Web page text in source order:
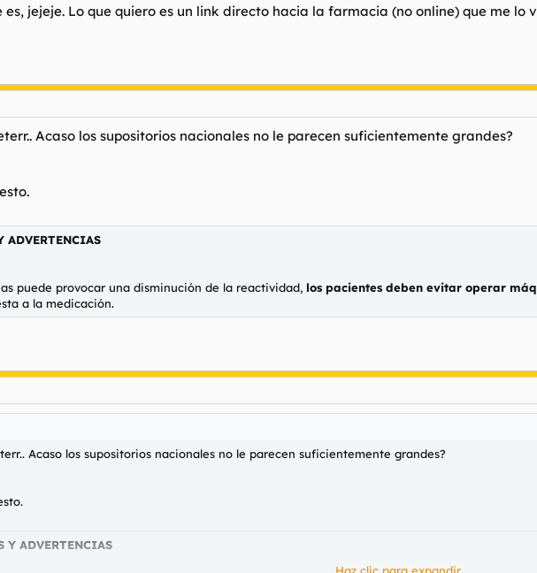
es, jejeje. Lo que quiero es un link directo hacia la farmacia (no online) que me lo
Acaso los supositorios nacionales no le parecen suficientemente grandes?
ADVERTENCIAS
puede provocar una disminución de la reactividad, los pacientes deben evitar operar
a la medicación.
Acaso los supositorios nacionales no le parecen suficientemente grandes?
Y ADVERTENCIAS
Haz clic para expandir...